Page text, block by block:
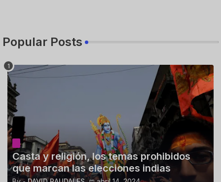
Popular Posts
Casta y religión, los temas prohibidos
que marcan las elecciones indias